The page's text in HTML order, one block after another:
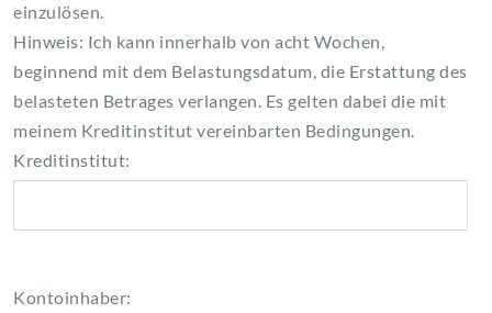
einzulösen.
Hinweis: Ich kann innerhalb von acht Wochen,
beginnend mit dem Belastungsdatum, die Erstattung des
belasteten Betrages verlangen. Es gelten dabei die mit
meinem Kreditinstitut vereinbarten Bedingungen.
Kreditinstitut:
Kontoinhaber: